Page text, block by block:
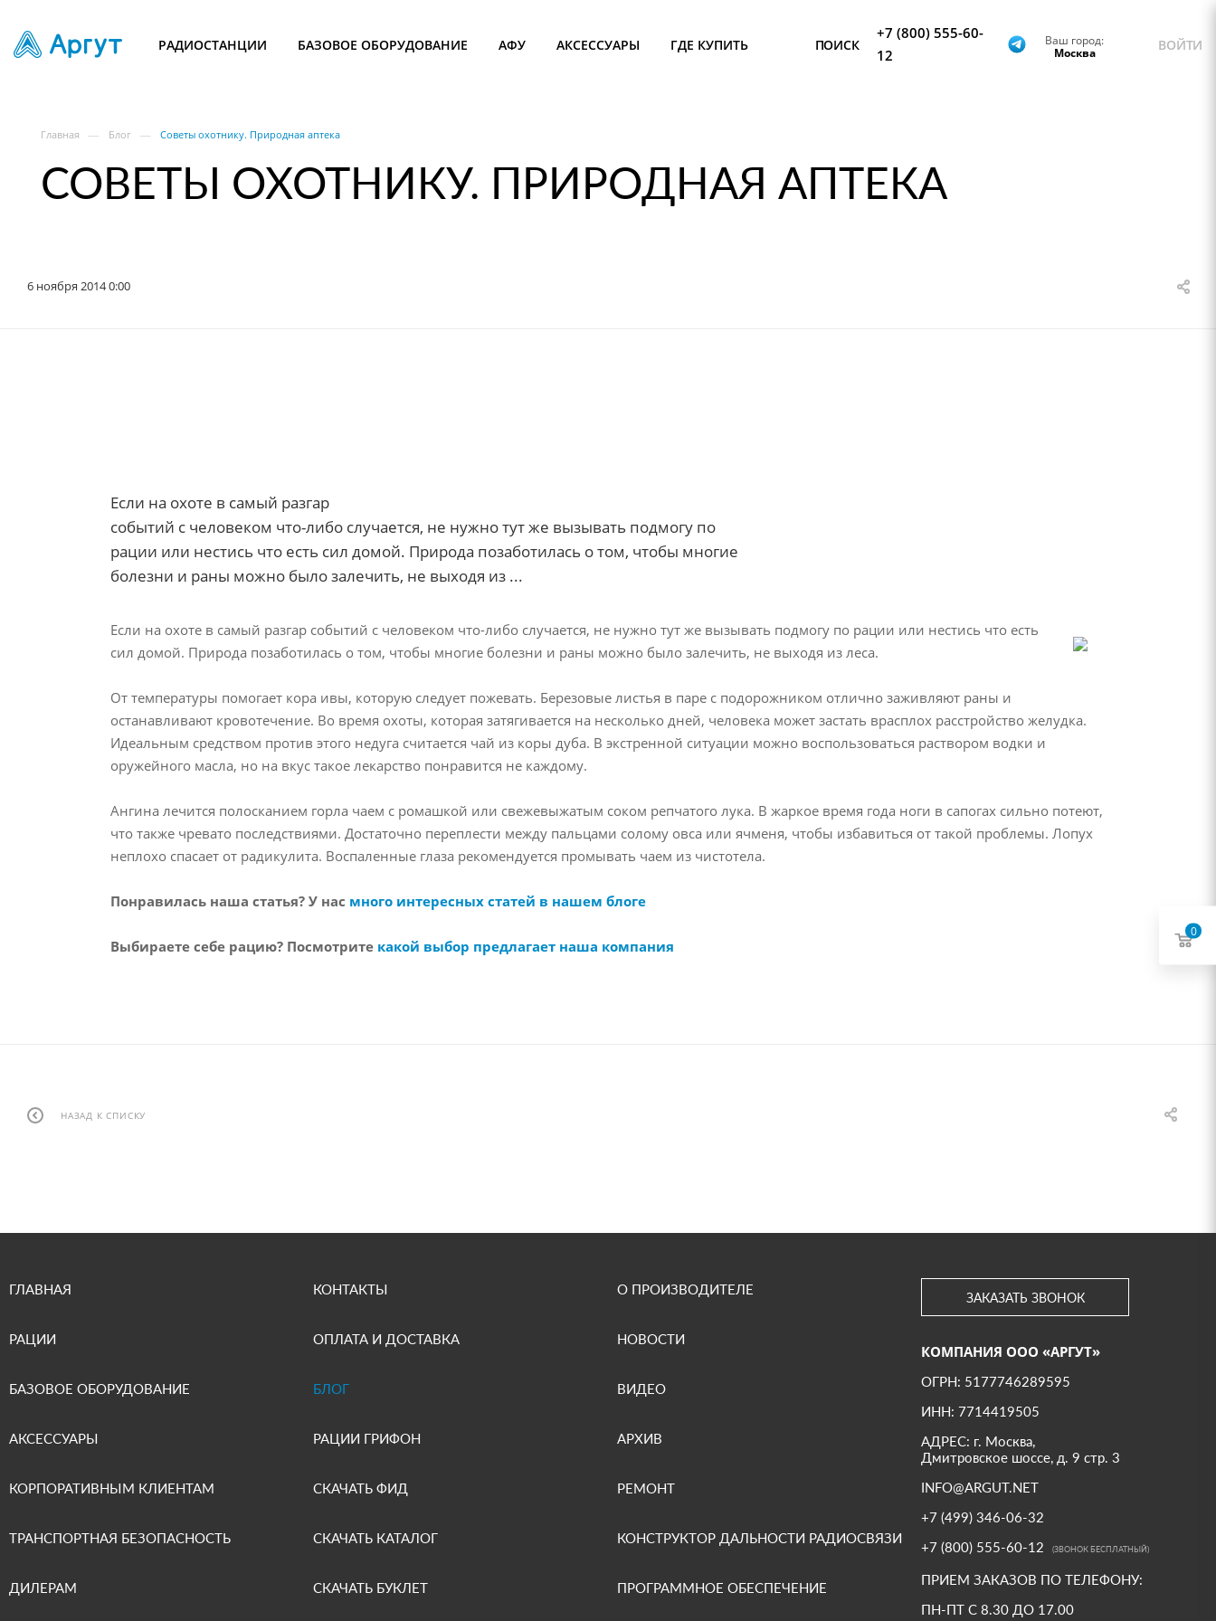
РАДИОСТАНЦИИ БАЗОВОЕ ОБОРУДОВАНИЕ АФУ АКСЕССУАРЫ ГДЕ КУПИТЬ ПОИСК
+7 (800) 555-60-
12
Ваш город:
Москва
ВОЙТИ
Главная — Блог — Советы охотнику. Природная аптека
СОВЕТЫ ОХОТНИКУ. ПРИРОДНАЯ АПТЕКА
6 ноября 2014 0:00
Если на охоте в самый разгар
событий с человеком что-либо случается, не нужно тут же вызывать подмогу по
рации или нестись что есть сил домой. Природа позаботилась о том, чтобы многие
болезни и раны можно было залечить, не выходя из ...
Если на охоте в самый разгар событий с человеком что-либо случается, не нужно тут же вызывать подмогу по рации или нестись что есть
сил домой. Природа позаботилась о том, чтобы многие болезни и раны можно было залечить, не выходя из леса.
От температуры помогает кора ивы, которую следует пожевать. Березовые листья в паре с подорожником отлично заживляют раны и
останавливают кровотечение. Во время охоты, которая затягивается на несколько дней, человека может застать врасплох расстройство желудка.
Идеальным средством против этого недуга считается чай из коры дуба. В экстренной ситуации можно воспользоваться раствором водки и
оружейного масла, но на вкус такое лекарство понравится не каждому.
Ангина лечится полосканием горла чаем с ромашкой или свежевыжатым соком репчатого лука. В жаркое время года ноги в сапогах сильно потеют,
что также чревато последствиями. Достаточно переплести между пальцами солому овса или ячменя, чтобы избавиться от такой проблемы. Лопух
неплохо спасает от радикулита. Воспаленные глаза рекомендуется промывать чаем из чистотела.
Понравилась наша статья? У нас много интересных статей в нашем блоге
Выбираете себе рацию? Посмотрите какой выбор предлагает наша компания
НАЗАД К СПИСКУ
ГЛАВНАЯ
РАЦИИ
БАЗОВОЕ ОБОРУДОВАНИЕ
АКСЕССУАРЫ
КОРПОРАТИВНЫМ КЛИЕНТАМ
ТРАНСПОРТНАЯ БЕЗОПАСНОСТЬ
ДИЛЕРАМ
КОНТАКТЫ
ОПЛАТА И ДОСТАВКА
БЛОГ
РАЦИИ ГРИФОН
СКАЧАТЬ ФИД
СКАЧАТЬ КАТАЛОГ
СКАЧАТЬ БУКЛЕТ
О ПРОИЗВОДИТЕЛЕ
НОВОСТИ
ВИДЕО
АРХИВ
РЕМОНТ
КОНСТРУКТОР ДАЛЬНОСТИ РАДИОСВЯЗИ
ПРОГРАММНОЕ ОБЕСПЕЧЕНИЕ
ЗАКАЗАТЬ ЗВОНОК
КОМПАНИЯ ООО «АРГУТ»
ОГРН: 5177746289595
ИНН: 7714419505
АДРЕС: г. Москва,
Дмитровское шоссе, д. 9 стр. 3
INFO@ARGUT.NET
+7 (499) 346-06-32
+7 (800) 555-60-12
(ЗВОНОК БЕСПЛАТНЫЙ)
ПРИЕМ ЗАКАЗОВ ПО ТЕЛЕФОНУ:
ПН-ПТ С 8.30 ДО 17.00
0